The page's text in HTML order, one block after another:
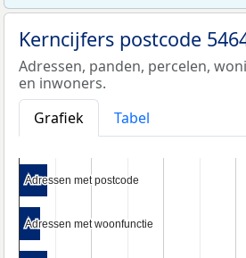
Kerncijfers postcode
Adressen, panden, percelen,
en inwoners.
Grafiek
Tabel
Adressen met postcode
Adressen met postcode
Adressen met woonfunctie
Adressen met woonfunctie